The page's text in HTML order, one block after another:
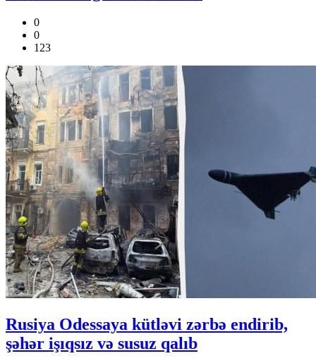
0
0
123
Rusiya Odessaya kütləvi zərbə endirib,
şəhər işıqsız və susuz qalıb